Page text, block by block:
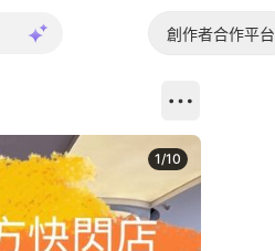
創作者合作平台
1/10